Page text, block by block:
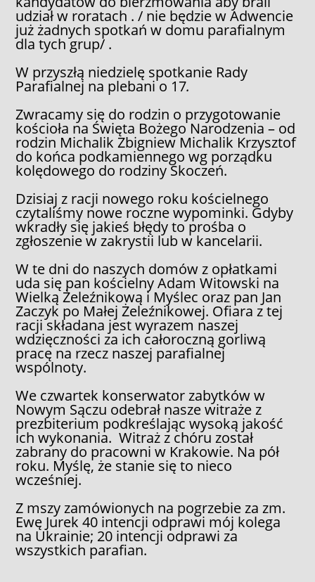
udział w roratach . / nie będzie w Adwencie
już żadnych spotkań w domu parafialnym
dla tych grup/ .
W przyszłą niedzielę spotkanie Rady
Parafialnej na plebani o 17.
Zwracamy się do rodzin o przygotowanie
kościoła na Święta Bożego Narodzenia – od
rodzin Michalik Zbigniew Michalik Krzysztof
do końca podkamiennego wg porządku
kolędowego do rodziny Skoczeń.
Dzisiaj z racji nowego roku kościelnego
czytaliśmy nowe roczne wypominki. Gdyby
wkradły się jakieś błędy to prośba o
zgłoszenie w zakrystii lub w kancelarii.
W te dni do naszych domów z opłatkami
uda się pan kościelny Adam Witowski na
Wielką Żeleźnikową i Myślec oraz pan Jan
Zaczyk po Małej Żeleźnikowej. Ofiara z tej
racji składana jest wyrazem naszej
wdzięczności za ich całoroczną gorliwą
pracę na rzecz naszej parafialnej
wspólnoty.
We czwartek konserwator zabytków w
Nowym Sączu odebrał nasze witraże z
prezbiterium podkreślając wysoką jakość
ich wykonania. Witraż z chóru został
zabrany do pracowni w Krakowie. Na pół
roku. Myślę, że stanie się to nieco
wcześniej.
Z mszy zamówionych na pogrzebie za zm.
Ewę Jurek 40 intencji odprawi mój kolega
na Ukrainie; 20 intencji odprawi za
wszystkich parafian.